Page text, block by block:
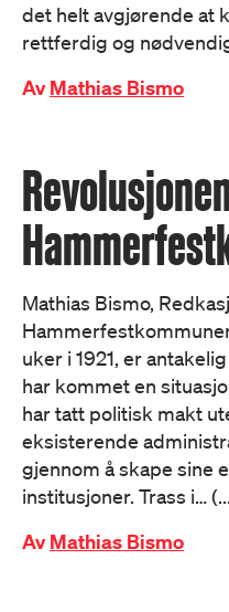
det helt avgjørende at
rettferdig og
AvMathias Bismo
Mathias Bismo,
uker i 1921, er
har kommet en
har tatt politisk makt
eksisterende
gjennom å skape sine
institusjoner. Trass i…
AvMathias Bismo